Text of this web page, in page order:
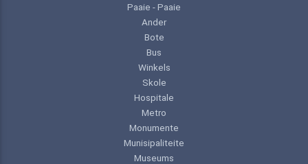
Paaie - Paaie
Ander
Bote
Bus
Winkels
Skole
Hospitale
Metro
Monumente
Munisipaliteite
Museums